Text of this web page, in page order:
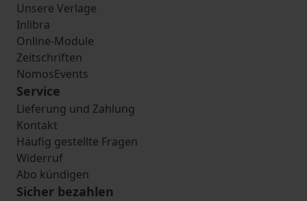
Unsere Verlage
Inlibra
Online-Module
Zeitschriften
NomosEvents
Service
Lieferung und Zahlung
Kontakt
Häufig gestellte Fragen
Widerruf
Abo kündigen
Sicher bezahlen